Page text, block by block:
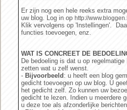
Er zijn nog een hele reeks extra
uw blog. Log in op http://
Klik vervolgens op 'Instellingen'.
functies toevoegen, enz.
WAT IS CONCREET DE
De bedoeling is dat u op
zetten wat u zelf wenst.
- Bijvoorbeeld: u heeft een blog
gedicht toevoegen op uw blog. U
het gedicht zelf. Zo kunnen uw
gedicht te lezen. Indien u meerdere
u deze toe als afzonderlijke